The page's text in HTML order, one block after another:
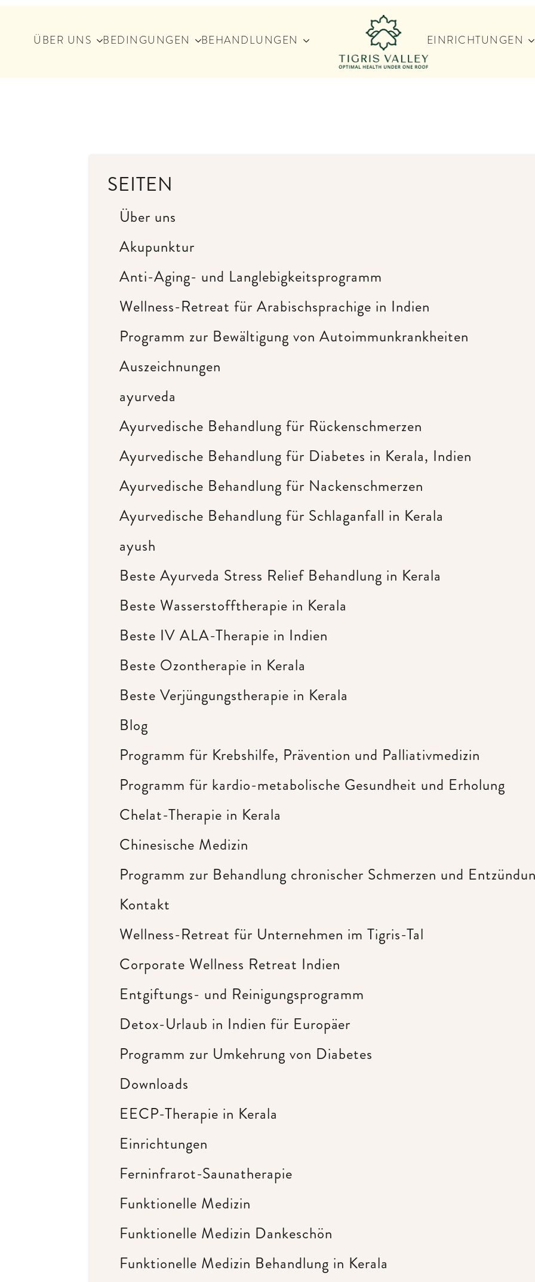
ÜBER UNS BEDINGUNGEN BEHANDLUNGEN EINRICHTUNGEN
SEITEN
Über uns
Akupunktur
Anti-Aging- und Langlebigkeitsprogramm
Wellness-Retreat für Arabischsprachige in Indien
Programm zur Bewältigung von Autoimmunkrankheiten
Auszeichnungen
ayurveda
Ayurvedische Behandlung für Rückenschmerzen
Ayurvedische Behandlung für Diabetes in Kerala, Indien
Ayurvedische Behandlung für Nackenschmerzen
Ayurvedische Behandlung für Schlaganfall in Kerala
ayush
Beste Ayurveda Stress Relief Behandlung in Kerala
Beste Wasserstofftherapie in Kerala
Beste IV ALA-Therapie in Indien
Beste Ozontherapie in Kerala
Beste Verjüngungstherapie in Kerala
Blog
Programm für Krebshilfe, Prävention und Palliativmedizin
Programm für kardio-metabolische Gesundheit und Erholung
Chelat-Therapie in Kerala
Chinesische Medizin
Programm zur Behandlung chronischer Schmerzen und
Kontakt
Wellness-Retreat für Unternehmen im Tigris-Tal
Corporate Wellness Retreat Indien
Entgiftungs- und Reinigungsprogramm
Detox-Urlaub in Indien für Europäer
Programm zur Umkehrung von Diabetes
Downloads
EECP-Therapie in Kerala
Einrichtungen
Ferninfrarot-Saunatherapie
Funktionelle Medizin
Funktionelle Medizin Dankeschön
Funktionelle Medizin Behandlung in Kerala